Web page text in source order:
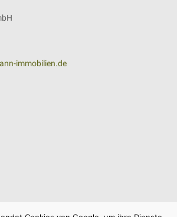
immobilien.de